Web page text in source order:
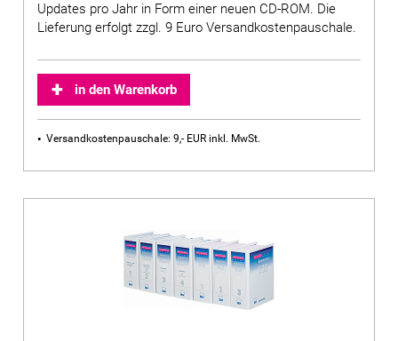
Updates pro Jahr in Form einer neuen CD-ROM. Die
Lieferung erfolgt zzgl. 9 Euro Versandkostenpauschale.
in den Warenkorb
Versandkostenpauschale: 9,- EUR inkl. MwSt.